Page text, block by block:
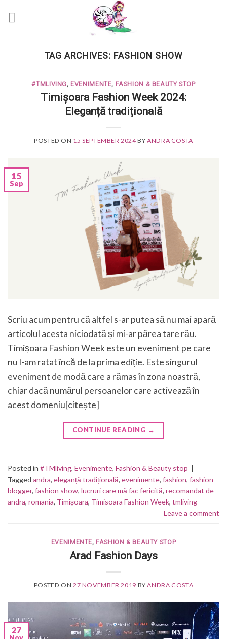
TAG ARCHIVES: FASHION SHOW
#TMLIVING, EVENIMENTE, FASHION & BEAUTY STOP
Timișoara Fashion Week 2024:
Eleganță tradițională
POSTED ON 15 SEPTEMBER 2024BYANDRA COSTA
15
Sep
Scriu acum pentru că altfel s-ar putea să nu mai apară
articolul acesta niciodată și mi-ar părea tare rău.
Timișoara Fashion Week este un eveniment pe care
nu l-am ratat încă de la prima ediție. Este singurul
eveniment de modă care a rămas în zona noastră,
chiar dacă numărul persoanelor care activează în
acest domeniu[citește]
CONTINUE READING →
Posted in #TMliving, Evenimente, Fashion & Beauty stop |
Tagged andra, eleganță tradițională, evenimente, fashion, fashion
blogger, fashion show, lucruri care mă fac fericită, recomandat de
andra, romania, Timișoara, Timisoara Fashion Week, tmliving
Leave a comment
EVENIMENTE, FASHION & BEAUTY STOP
Arad Fashion Days
POSTED ON27 NOVEMBER 2019 BYANDRA COSTA
27